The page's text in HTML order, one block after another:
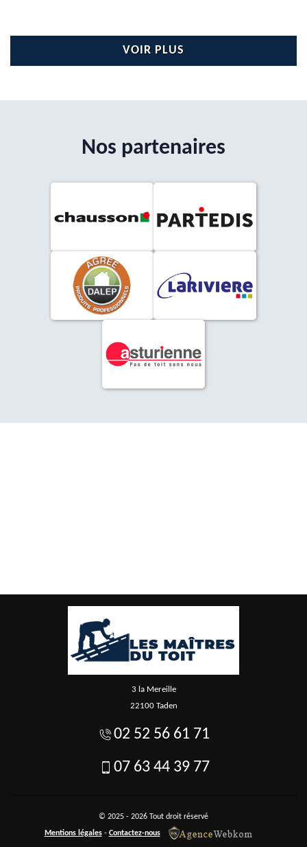
VOIR PLUS
Nos partenaires
3 la Mereille
22100 Taden
02 52 56 61 71
07 63 44 39 77
© 2025 - 2026 Tout droit réservé
Mentions légales- Contactez-nous